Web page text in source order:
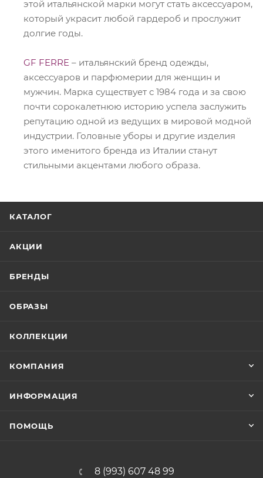
этой итальянской марки могут стать аксессуаром,
который украсит любой гардероб и прослужит
долгие годы.
GF FERRE – итальянский бренд одежды,
аксессуаров и парфюмерии для женщин и
мужчин. Марка существует с 1984 года и за свою
почти сорокалетнюю историю успела заслужить
репутацию одной из ведущих в мировой модной
индустрии. Головные уборы и другие изделия
этого именитого бренда из Италии станут
стильными акцентами любого образа.
КАТАЛОГ
АКЦИИ
БРЕНДЫ
ОБРАЗЫ
КОЛЛЕКЦИИ
КОМПАНИЯ
ИНФОРМАЦИЯ
ПОМОЩЬ
8 (993) 607 48 99